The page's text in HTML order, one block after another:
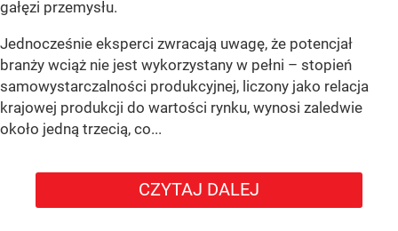
gałęzi przemysłu.
Jednocześnie eksperci zwracają uwagę, że potencjał
branży wciąż nie jest wykorzystany w pełni – stopień
samowystarczalności produkcyjnej, liczony jako relacja
krajowej produkcji do wartości rynku, wynosi zaledwie
około jedną trzecią, co...
CZYTAJ DALEJ